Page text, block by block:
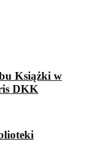
Książki w
DKK